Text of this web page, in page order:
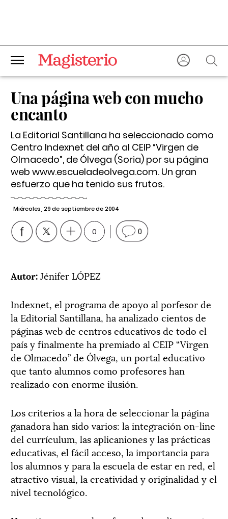
Una página web con mucho
encanto
La Editorial Santillana ha seleccionado como
Centro Indexnet del año al CEIP “Virgen de
Olmacedo”, de Ólvega (Soria) por su página
web www.escueladeolvega.com. Un gran
esfuerzo que ha tenido sus frutos.
Miércoles, 29 de septiembre de 2004
0 0
Autor:Jénifer LÓPEZ
Indexnet, el programa de apoyo al porfesor de
la Editorial Santillana, ha analizado cientos de
páginas web de centros educativos de todo el
país y finalmente ha premiado al CEIP “Virgen
de Olmacedo” de Ólvega, un portal educativo
que tanto alumnos como profesores han
realizado con enorme ilusión.
Los criterios a la hora de seleccionar la página
ganadora han sido varios: la integración on-line
del currículum, las aplicaniones y las prácticas
educativas, el fácil acceso, la importancia para
los alumnos y para la escuela de estar en red, el
atractivo visual, la creatividad y originalidad y el
nivel tecnológico.